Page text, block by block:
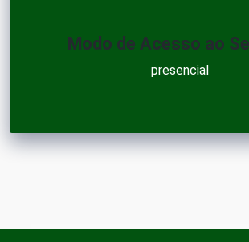
Modo de Acesso ao
presencial